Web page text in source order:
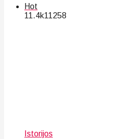
Hot
11.4k11258
Istorijos